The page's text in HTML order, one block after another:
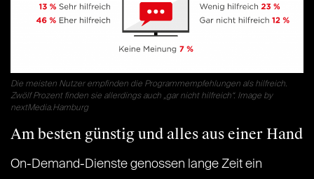
Die meisten Nutzer empfinden die Programmempfehlungen als hilfreich.
Zwölf Prozent finden sie allerdings auch „gar nicht hilfreich“. Image by
nextMedia.Hamburg
Am besten günstig und alles aus einer Hand
On-Demand-Dienste genossen lange Zeit ein